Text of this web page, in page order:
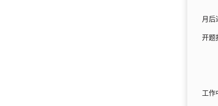
月后
开题
工作